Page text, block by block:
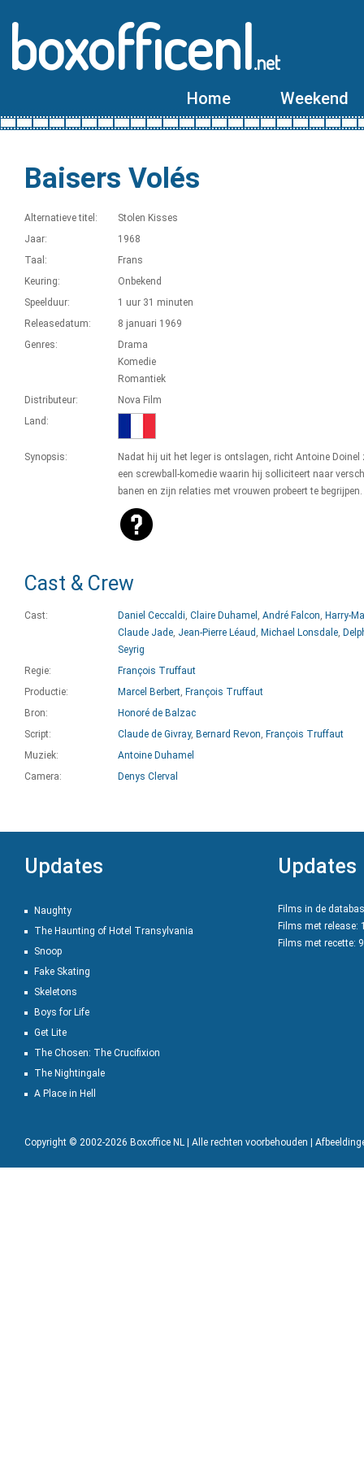
boxofficenl.net
Home Weekend
Baisers Volés
Alternatieve titel:
Stolen Kisses
Jaar:
1968
Taal:
Frans
Keuring:
Onbekend
Speelduur:
1 uur 31 minuten
Releasedatum:
8 januari 1969
Genres:
Drama
Komedie
Romantiek
Distributeur:
Nova Film
Land:
Synopsis:
Nadat hij uit het leger is ontslagen, richt Antoine Doinel
een screwball-komedie waarin hij solliciteert naar
banen en zijn relaties met vrouwen probeert te begrijpen.
Cast & Crew
Cast: Daniel Ceccaldi, Claire Duhamel , André Falcon, Harry-
Claude Jade, Jean-Pierre Léaud , Michael Lonsdale,
Seyrig
Regie:
François Truffaut
Productie:
Marcel Berbert, François Truffaut
Bron:
Honoré de Balzac
Script:
Claude de Givray, Bernard Revon, François Truffaut
Muziek:
Antoine Duhamel
Camera:
Denys Clerval
Updates
Naughty
The Haunting of Hotel Transylvania
Snoop
Fake Skating
Skeletons
Boys for Life
Get Lite
The Chosen: The Crucifixion
The Nightingale
A Place in Hell
Updates
Films in de
Films met release:
Films met recette:
Copyright © 2002-2026 Boxoffice NL | Alle rechten voorbehouden |